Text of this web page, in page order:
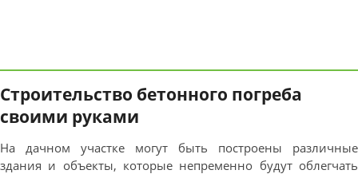
Строительство бетонного погреба
своими руками
На дачном участке могут быть построены различные
здания и объекты, которые непременно будут облегчать